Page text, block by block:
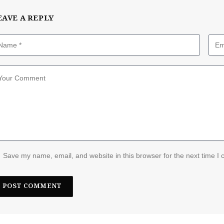
A REPLY
Save my name, email, and website in this browser for the next time I